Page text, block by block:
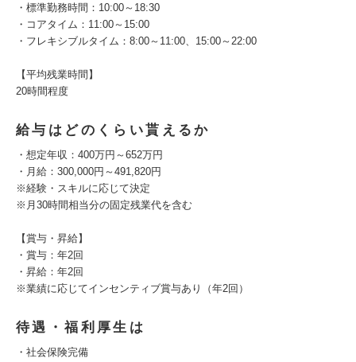
・標準勤務時間：10:00～18:30
・コアタイム：11:00～15:00
・フレキシブルタイム：8:00～11:00、15:00～22:00
【平均残業時間】
20時間程度
給与はどのくらい貰えるか
・想定年収：400万円～652万円
・月給：300,000円～491,820円
※経験・スキルに応じて決定
※月30時間相当分の固定残業代を含む
【賞与・昇給】
・賞与：年2回
・昇給：年2回
※業績に応じてインセンティブ賞与あり（年2回）
待遇・福利厚生は
・社会保険完備